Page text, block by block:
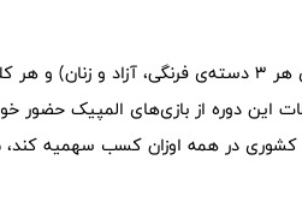
شرکت در مسابقات این دوره از بازی‌های
کشوری در همه اوزان کسب سهمیه